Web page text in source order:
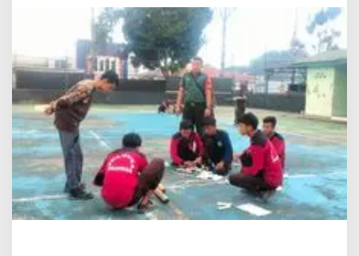
r
a
m
i
l
0
2
/
i
d
i
k
a
l
a